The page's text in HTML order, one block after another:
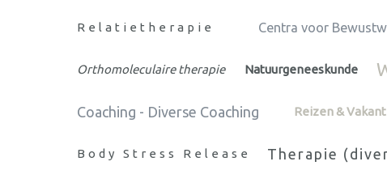
Relatietherapie Centra voor
Orthomoleculaire therapie Natuurgeneeskunde
Coaching - Diverse Coaching Reizen &
Body Stress Release Therapie